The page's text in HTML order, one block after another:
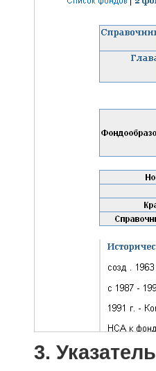
3. Указатель